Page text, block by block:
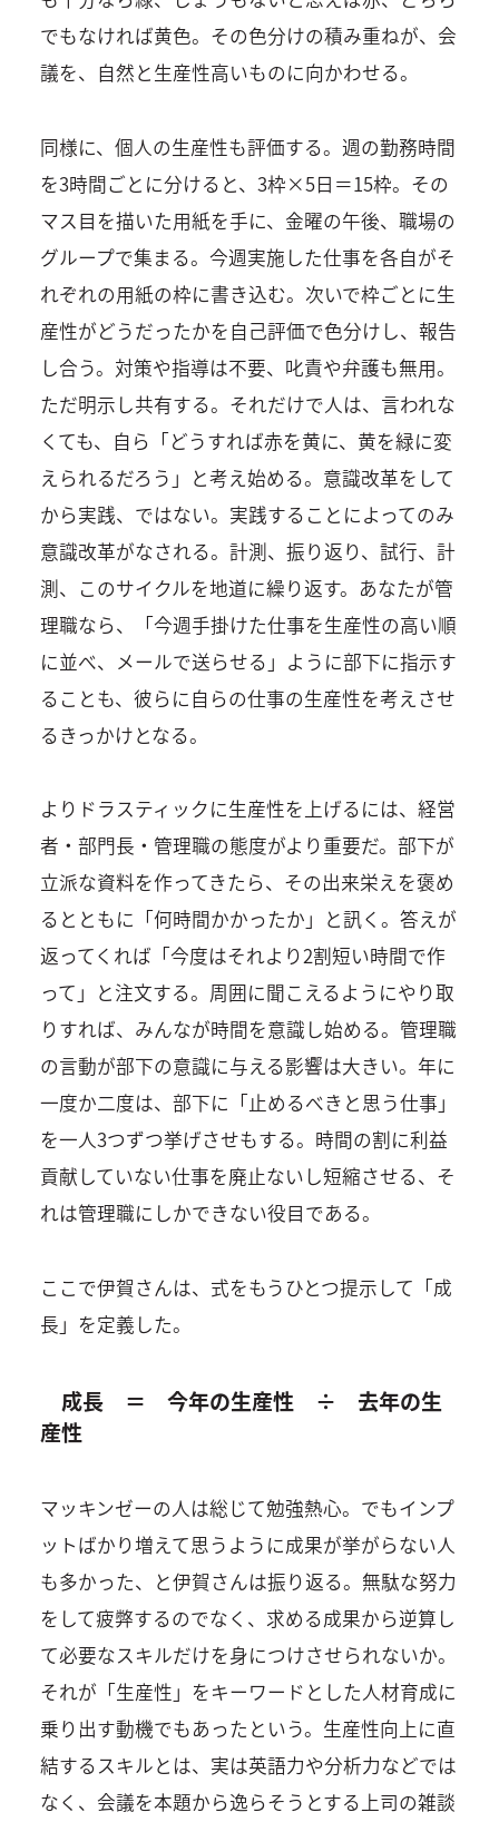
でもなければ黄色。その色分けの積み重ねが、会
議を、自然と生産性高いものに向かわせる。
同様に、個人の生産性も評価する。週の勤務時間
を3時間ごとに分けると、3枠×5日＝15枠。その
マス目を描いた用紙を手に、金曜の午後、職場の
グループで集まる。今週実施した仕事を各自がそ
れぞれの用紙の枠に書き込む。次いで枠ごとに生
産性がどうだったかを自己評価で色分けし、報告
し合う。対策や指導は不要、叱責や弁護も無用。
ただ明示し共有する。それだけで人は、言われな
くても、自ら「どうすれば赤を黄に、黄を緑に変
えられるだろう」と考え始める。意識改革をして
から実践、ではない。実践することによってのみ
意識改革がなされる。計測、振り返り、試行、計
測、このサイクルを地道に繰り返す。あなたが管
理職なら、「今週手掛けた仕事を生産性の高い順
に並べ、メールで送らせる」ように部下に指示す
ることも、彼らに自らの仕事の生産性を考えさせ
るきっかけとなる。
よりドラスティックに生産性を上げるには、経営
者・部門長・管理職の態度がより重要だ。部下が
立派な資料を作ってきたら、その出来栄えを褒め
るとともに「何時間かかったか」と訊く。答えが
返ってくれば「今度はそれより2割短い時間で作
って」と注文する。周囲に聞こえるようにやり取
りすれば、みんなが時間を意識し始める。管理職
の言動が部下の意識に与える影響は大きい。年に
一度か二度は、部下に「止めるべきと思う仕事」
を一人3つずつ挙げさせもする。時間の割に利益
貢献していない仕事を廃止ないし短縮させる、そ
れは管理職にしかできない役目である。
ここで伊賀さんは、式をもうひとつ提示して「成
長」を定義した。
成長 ＝ 今年の生産性 ÷ 去年の生
産性
マッキンゼーの人は総じて勉強熱心。でもインプ
ットばかり増えて思うように成果が挙がらない人
も多かった、と伊賀さんは振り返る。無駄な努力
をして疲弊するのでなく、求める成果から逆算し
て必要なスキルだけを身につけさせられないか。
それが「生産性」をキーワードとした人材育成に
乗り出す動機でもあったという。生産性向上に直
結するスキルとは、実は英語力や分析力などでは
なく、会議を本題から逸らそうとする上司の雑談